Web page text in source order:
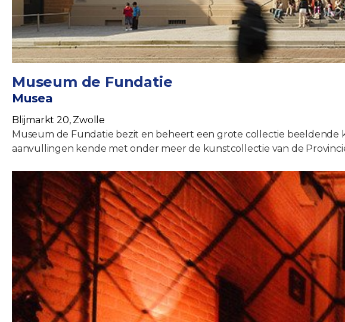
Museum de Fundatie
Musea
Blijmarkt 20, Zwolle
Museum de Fundatie bezit en beheert een grote collectie
aanvullingen kende met onder meer de kunstcollectie van de